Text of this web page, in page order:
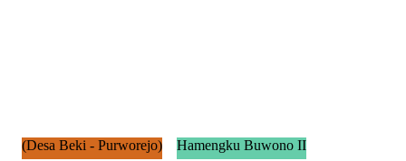
(Desa Beki - Purworejo) Hamengku Buwono II